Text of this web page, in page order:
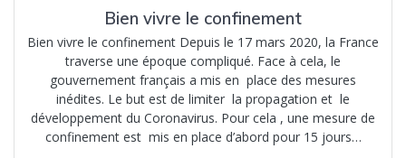
Bien vivre le confinement
Bien vivre le confinement Depuis le 17 mars 2020, la France
traverse une époque compliqué. Face à cela, le
gouvernement français a mis en place des mesures
inédites. Le but est de limiter la propagation et le
développement du Coronavirus. Pour cela , une mesure de
confinement est mis en place d’abord pour 15 jours…